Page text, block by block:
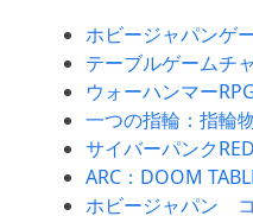
ホビージャパンゲ
テーブルゲームチ
ウォーハンマー
一つの指輪：指輪
サイバーパンク
ARC：DOOM
ホビージャパン